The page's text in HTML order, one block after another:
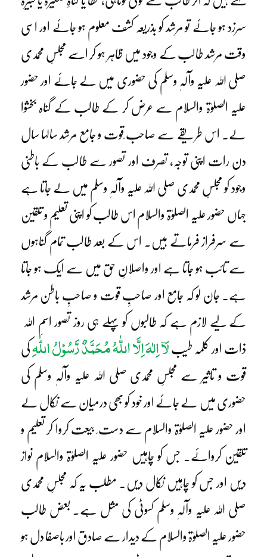
سرزد ہو جائے تو مرشد کو بذریعہ کشف معلوم ہو جائے اور اسی
وقت مرشد طالب کے وجود میں ظاہر ہو کر اسے مجلسِ محمدی
صلی اللہ علیہ وآلہٖ وسلم کی حضوری میں لے جائے اور حضور
علیہ الصلوٰۃ والسلام سے عرض کر کے طالب کے گناہ بخشوا
لے۔ اس طریقے سے صاحب ِقوت و جامع مرشد سالہا سال
دن رات اپنی توجہ، تصرف اور تصور سے طالب کے باطنی
وجود کو مجلسِ محمدی صلی اللہ علیہ وآلہٖ وسلم میں لے جاتا ہے
جہاں حضور علیہ الصلوٰۃ والسلام اس طالب کو اپنی تعلیم و تلقین
سے سرفراز فرماتے ہیں۔ اس کے بعد طالب تمام گناہوں
سے تائب ہو جاتا ہے اور واصلانِ حق میں سے ایک ہو جاتا
ہے۔ جان لو کہ جامع اور صاحبِ قوت و صاحبِ باطن مرشد
کے لیے لازم ہے کہ طالبوں کو پہلے ہی روز تصور اسمِ اللہ
ذات اور کلمہ طیب لَآ اِلٰہَ اِلَّا اللّٰہُ مُحَمَّدٌ رَّسُوْلُ اللّٰہِکی
قوت و تاثیر سے مجلسِ محمدی صلی اللہ علیہ وآلہٖ وسلم کی
حضوری میں لے جائے اور خود کو بھی درمیان سے نکال لے
اور حضور علیہ الصلوٰۃ والسلام سے دست ِ بیعت کروا کر تعلیم و
تلقین کروائے۔ جس کو چاہیں حضور علیہ الصلوٰۃ والسلام نواز
دیں اور جس کو چاہیں نکال دیں۔ مطلب یہ کہ مجلسِ محمدی
صلی اللہ علیہ وآلہٖ وسلم کسوٹی کی مثل ہے۔ بعض طالب
حضور علیہ الصلوٰۃ والسلام کے دیدار سے صادق اور باصفا دل ہو